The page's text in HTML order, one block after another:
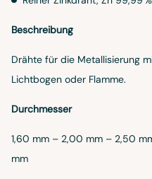
Beschreibung
Drähte für die Metallisierung
Lichtbogen oder Flamme.
Durchmesser
1,60 mm – 2,00 mm – 2,50
mm